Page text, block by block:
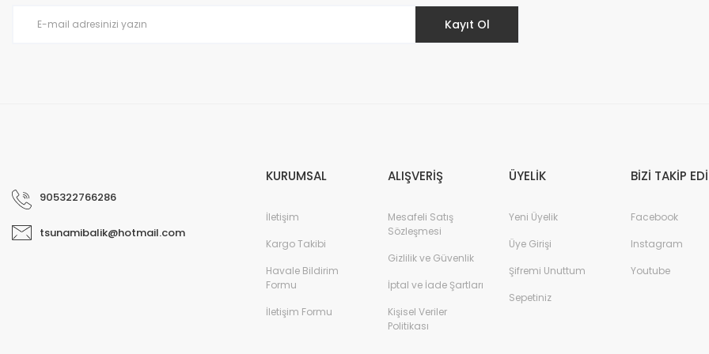
Kayıt Ol
905322766286
tsunamibalik@hotmail.com
KURUMSAL
İletişim
Kargo Takibi
Havale Bildirim
Formu
İletişim Formu
ALIŞVERİŞ
Mesafeli Satış
Sözleşmesi
Gizlilik ve Güvenlik
İptal ve İade Şartları
Kişisel Veriler
Politikası
ÜYELİK
Yeni Üyelik
Üye Girişi
Şifremi Unuttum
Sepetiniz
BİZİ TAKİP
Facebook
Instagram
Youtube